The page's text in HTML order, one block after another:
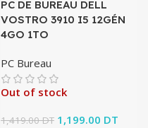
PC DE BUREAU DELL
VOSTRO 3910 I5 12GÉN
4GO 1TO
PC Bureau
Out of stock
1,419.00DT Le prix initial
1,199.00 DT